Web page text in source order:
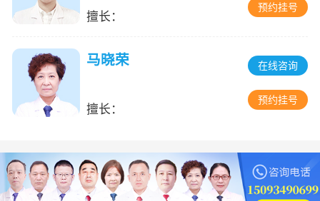
擅长：
预约挂号
马晓荣
擅长：
在线咨询
预约挂号